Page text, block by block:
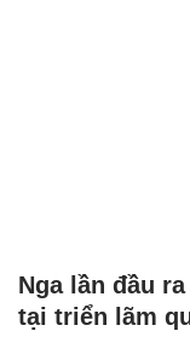
Nga lần đầu
tại triển lãm